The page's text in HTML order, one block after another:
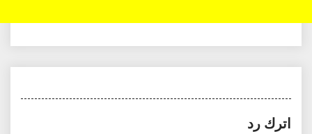
اترك رد